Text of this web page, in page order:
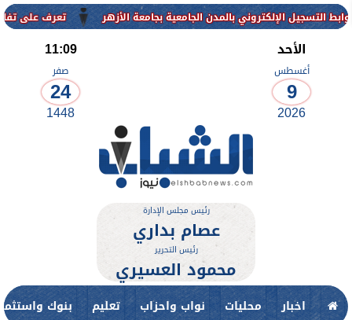
تعرف على تفاصيل وشروط بالمدن الجامعية بجامعة الأزهر
الأحد
أغسطس
9
2026
11:09
صفر
24
1448
رئيس مجلس الإدارة
عصام بداري
رئيس التحرير
محمود العسيري
اخبار محليات نواب واحزاب تعليم بنوك